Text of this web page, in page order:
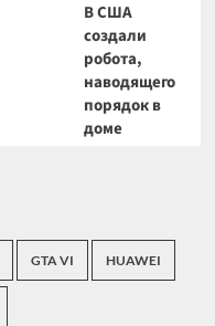
В США
создали
робота,
наводящего
порядок в
доме
GTA VI HUAWEI